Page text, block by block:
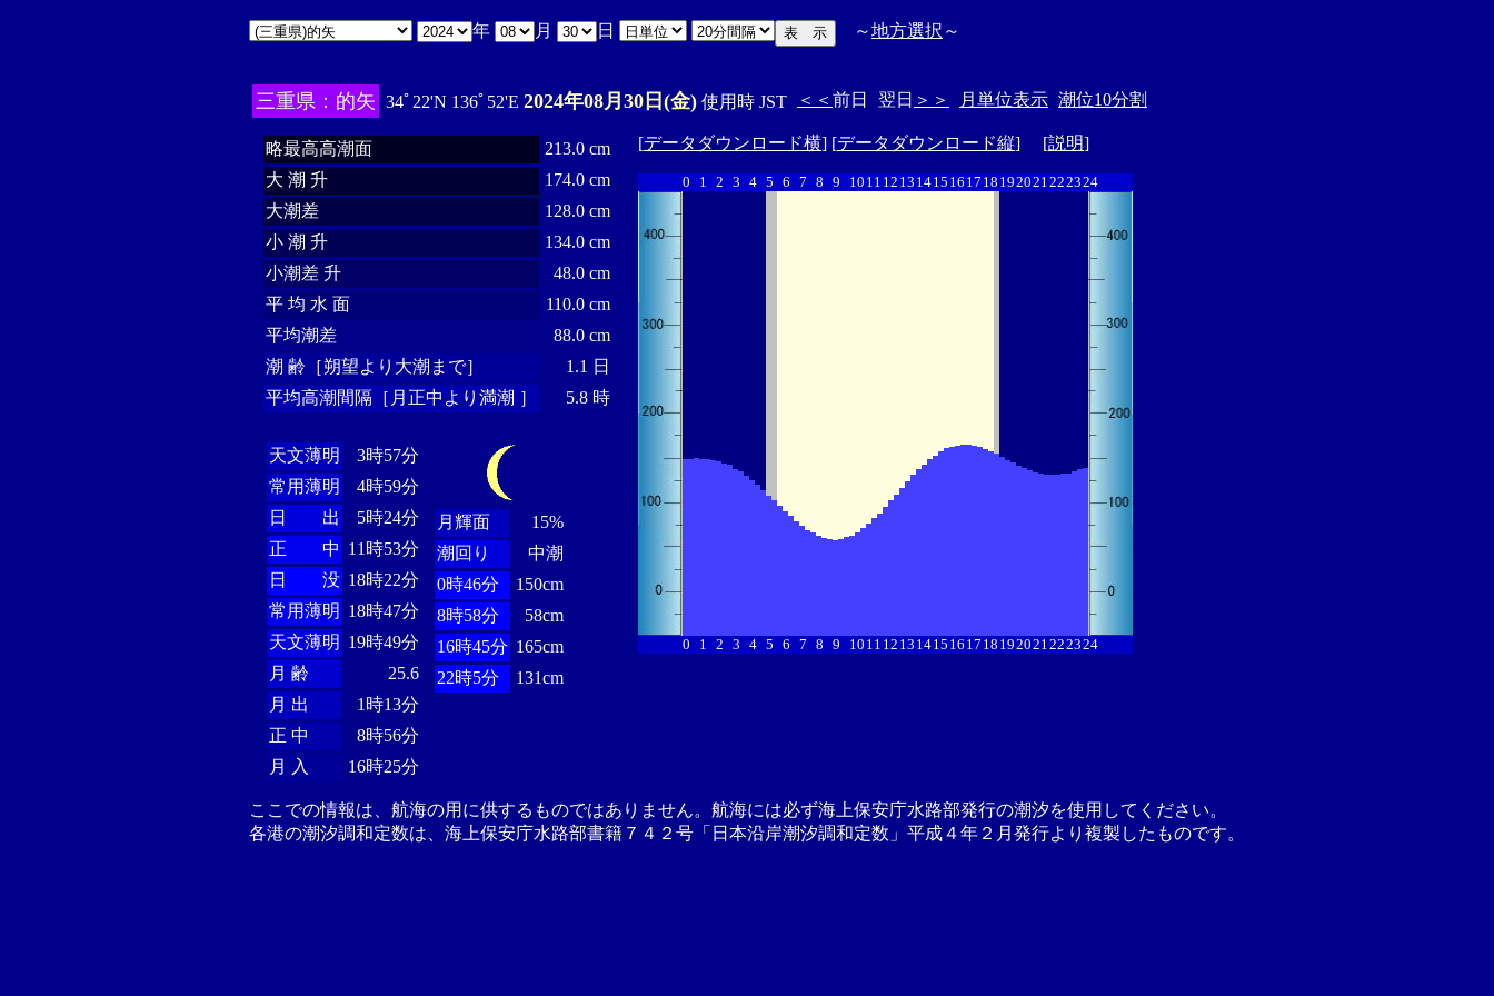
年 月 日 ～地方選択 ～
三重県：的矢 34ﾟ22'N 136ﾟ52'E 2024年08月30日(金) 使用時 JST ＜＜ 前日 翌日 ＞＞ 月単位表示 潮位10分割
略最高高潮面
213.0 cm
大 潮 升
174.0 cm
大潮差
128.0 cm
小 潮 升
134.0 cm
小潮差 升
48.0 cm
平 均 水 面
110.0 cm
平均潮差
88.0 cm
潮 齢［朔望より大潮まで］
1.1 日
平均高潮間隔［月正中より満潮 ］
5.8 時
天文薄明
3時57分
常用薄明
4時59分
日 出
5時24分
正 中 11時53分
日 没 18時22分
常用薄明 18時47分
天文薄明 19時49分
月 齢
25.6
月 出
1時13分
正 中
8時56分
月 入
16時25分
月輝面
15%
潮回り
中潮
0時46分
150cm
8時58分
58cm
16時45分 165cm
22時5分
131cm
[データダウンロード横] [データダウンロード縦] [説明]
0 1 2 3 4 5 6 7 8 9 10 11 12 13 1415 16 17 18 192021222324
0 1 2 3 4 5 6 7 8 9 10 11 12 13 1415 16 17 18 192021222324
ここでの情報は、航海の用に供するものではありません。航海には必ず海上保安庁水路部発行の潮汐を使用してください。
各港の潮汐調和定数は、海上保安庁水路部書籍７４２号「日本沿岸潮汐調和定数」平成４年２月発行より複製したものです。